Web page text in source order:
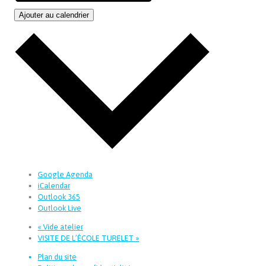
Ajouter au calendrier
Google Agenda
iCalendar
Outlook 365
Outlook Live
« Vide atelier
VISITE DE L’ÉCOLE TURELET »
Plan du site